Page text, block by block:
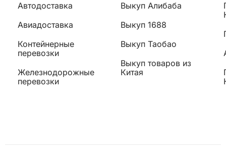
Автодоставка
Авиадоставка
Контейнерные
перевозки
Железнодорожные
перевозки
Выкуп Алибаба
Выкуп 1688
Выкуп Таобао
Выкуп товаров из
Китая